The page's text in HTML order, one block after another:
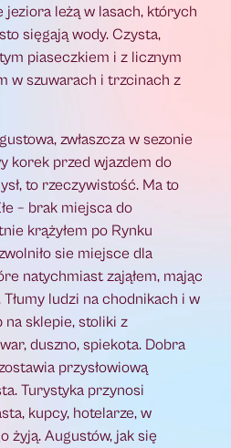
jeziora leżą w lasach, których
sięgają wody. Czysta,
piaseczkiem i z licznym
w szuwarach i trzcinach z
zwłaszcza w sezonie
korek przed wjazdem do
to rzeczywistość. Ma to
– brak miejsca do
krążyłem po Rynku
sie miejsce dla
natychmiast zająłem, mając
ludzi na chodnikach i w
na sklepie, stoliki z
duszno, spiekota. Dobra
przysłowiową
Turystyka przynosi
kupcy, hotelarze, w
żyją. Augustów, jak się